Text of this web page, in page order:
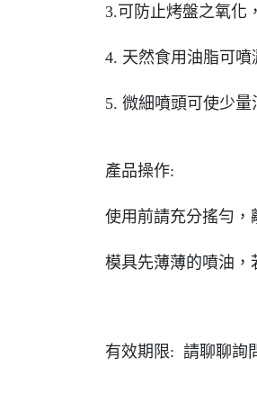
3.可防止烤盤之氧化
4. 天然食用油脂可噴
5. 微細噴頭可使少
產品操作:
使用前請充分搖勻，
模具先薄薄的噴油
有效期限: 請聊聊詢